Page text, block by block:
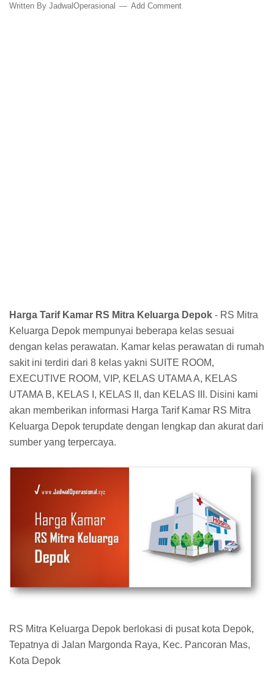
Written By JadwalOperasional Add Comment
Harga Tarif Kamar RS Mitra Keluarga Depok - RS Mitra
Keluarga Depok mempunyai beberapa kelas sesuai
dengan kelas perawatan. Kamar kelas perawatan di rumah
sakit ini terdiri dari 8 kelas yakni SUITE ROOM,
EXECUTIVE ROOM, VIP, KELAS UTAMA A, KELAS
UTAMA B, KELAS I, KELAS II, dan KELAS III. Disini kami
akan memberikan informasi Harga Tarif Kamar RS Mitra
Keluarga Depok terupdate dengan lengkap dan akurat dari
sumber yang terpercaya.
RS Mitra Keluarga Depok berlokasi di pusat kota Depok,
Tepatnya di Jalan Margonda Raya, Kec. Pancoran Mas,
Kota Depok